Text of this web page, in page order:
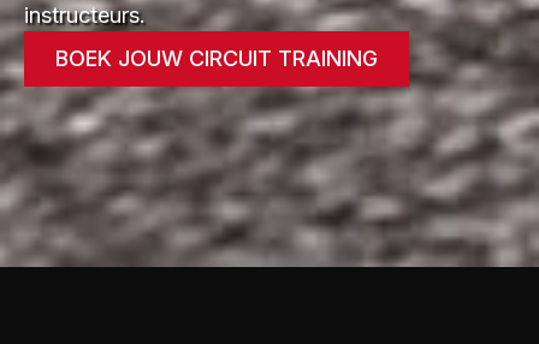
instructeurs.
BOEK JOUW CIRCUIT TRAINING